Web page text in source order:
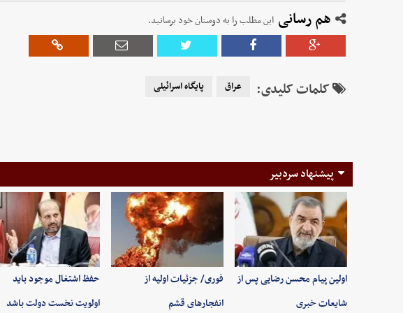
هم رسانی این مطلب را به دوستان خود برسانید.
کلمات کلیدی: عراق پایگاه اسرائیلی
پیشنهاد سردبیر
اولین پیام محسن رضایی پس از
شایعات خبری
فوری/ جزئیات اولیه از
انفجارهای قشم
حفظ اشتغال موجود باید
اولویت نخست دولت باشد